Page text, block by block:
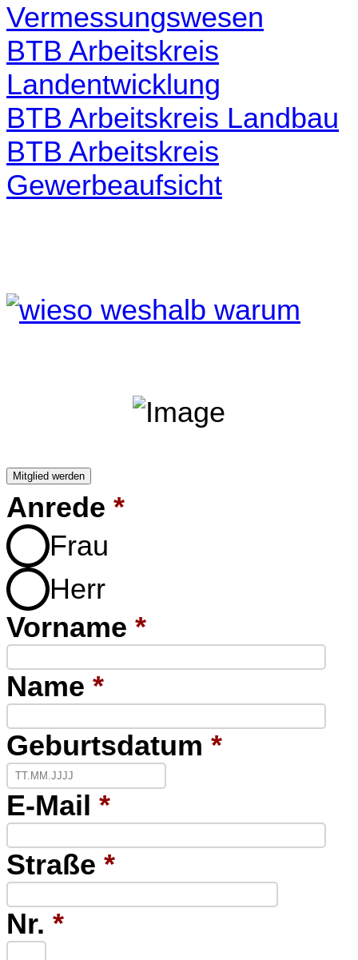
Vermessungswesen
BTB Arbeitskreis
Landentwicklung
BTB Arbeitskreis Landbau
BTB Arbeitskreis
Gewerbeaufsicht
Mitglied werden
Anrede *
Frau
Herr
Vorname *
Name *
Geburtsdatum *
E-Mail *
Straße *
Nr. *